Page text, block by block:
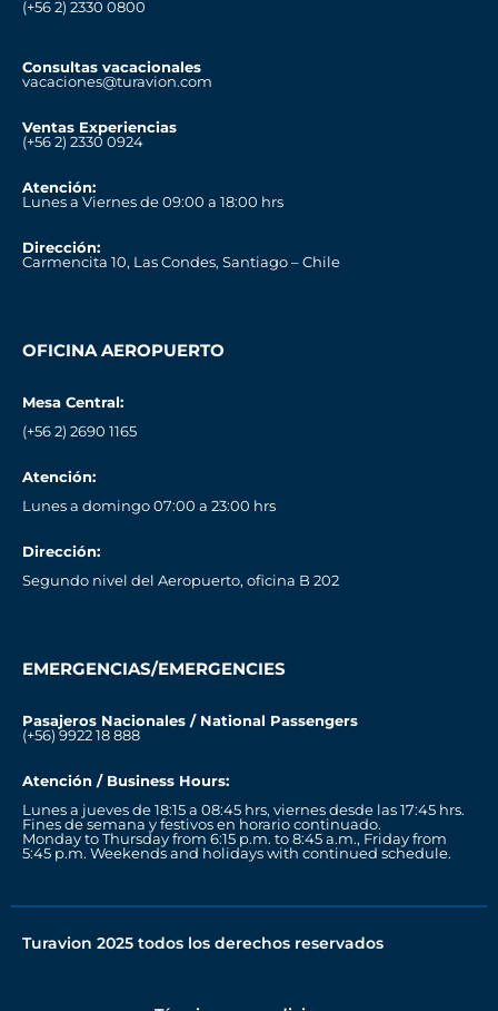
(+56 2) 2330 0800
Consultas vacacionales
vacaciones@turavion.com
Ventas Experiencias
(+56 2) 2330 0924
Atención:
Lunes a Viernes de 09:00 a 18:00 hrs
Dirección:
Carmencita 10, Las Condes, Santiago – Chile
OFICINA AEROPUERTO
Mesa Central:
(+56 2) 2690 1165
Atención:
Lunes a domingo 07:00 a 23:00 hrs
Dirección:
Segundo nivel del Aeropuerto, oficina B 202
EMERGENCIAS/EMERGENCIES
Pasajeros Nacionales / National Passengers
(+56) 9922 18 888
Atención / Business Hours:
Lunes a jueves de 18:15 a 08:45 hrs, viernes desde las 17:45 hrs.
Fines de semana y festivos en horario continuado.
Monday to Thursday from 6:15 p.m. to 8:45 a.m., Friday from
5:45 p.m. Weekends and holidays with continued schedule.
Turavion 2025 todos los derechos reservados